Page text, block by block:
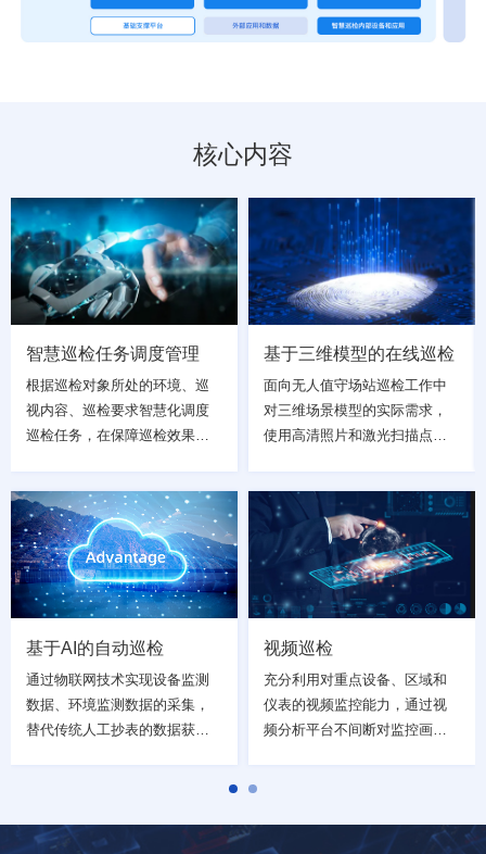
核心内容
智慧巡检任务调度管理
根据巡检对象所处的环境、巡
视内容、巡检要求智慧化调度
巡检任务，在保障巡检效果的
设备巡检机器人、巡检无人机
的能力，尽量减少人工巡检的
次数和频率，保障设备巡检的
24小时不间断运行
基于三维模型的在线巡检
面向无人值守场站巡检工作中
对三维场景模型的实际需求，
使用高清照片和激光扫描点云
实技术，打造VR三维可视化基
础平台，支撑巡检虚拟现实
化、设备设施可视化、运行维
护可视化、安消防可视化等应
用
基于AI的自动巡检
通过物联网技术实现设备监测
数据、环境监测数据的采集，
替代传统人工抄表的数据获取
确判断
视频巡检
充分利用对重点设备、区域和
仪表的视频监控能力，通过视
频分析平台不间断对监控画面
请选择您的行业